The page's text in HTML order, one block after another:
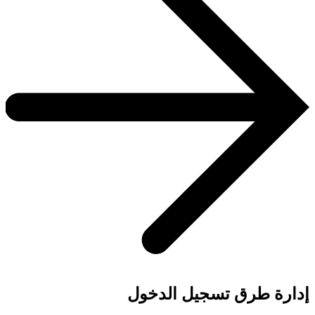
إدارة طرق تسجيل الدخول